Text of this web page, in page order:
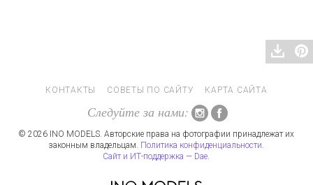
КОНТАКТЫ СОВЕТЫ ПО САЙТУ КАРТА САЙТА
Следуйте за нами:
© 2026 INO MODELS. Авторские права на фотографии принадлежат их
законным владельцам. Политика конфиденциальности.
Сайт и ИТ-поддержка — Dae.